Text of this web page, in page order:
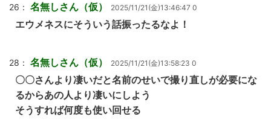
26： 名無しさん（仮） 2025/11/21(金)13:46:47 0
エウメネスにそういう話振ったるなよ！
28： 名無しさん（仮） 2025/11/21(金)13:58:23 0
〇〇さんより凄いだと名前のせいで撮り直しが必要にな
るからあの人より凄いにしよう
そうすれば何度も使い回せる